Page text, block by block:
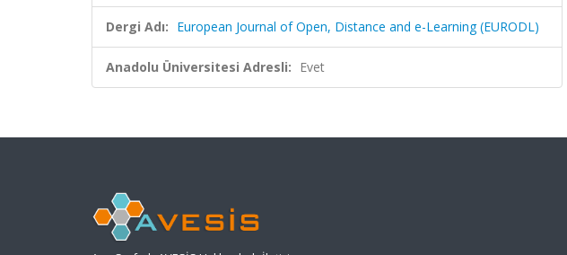
Dergi Adı: European Journal of Open, Distance and e-Learning (EURODL)
Anadolu Üniversitesi Adresli: Evet